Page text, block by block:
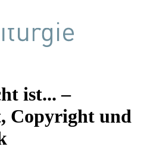
ist... –
Copyright und